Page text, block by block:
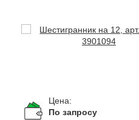
Цена:
По запросу